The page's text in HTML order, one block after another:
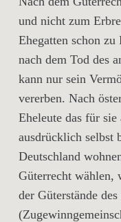
und nicht zum
Ehegatten schon
nach dem Tod des
kann nur sein
vererben. Nach
Eheleute das für sie
ausdrücklich selbst
Deutschland
Güterrecht wählen,
der Güterstände